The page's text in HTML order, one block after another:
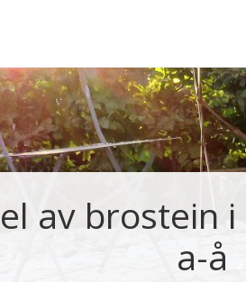
av brostein
a-å